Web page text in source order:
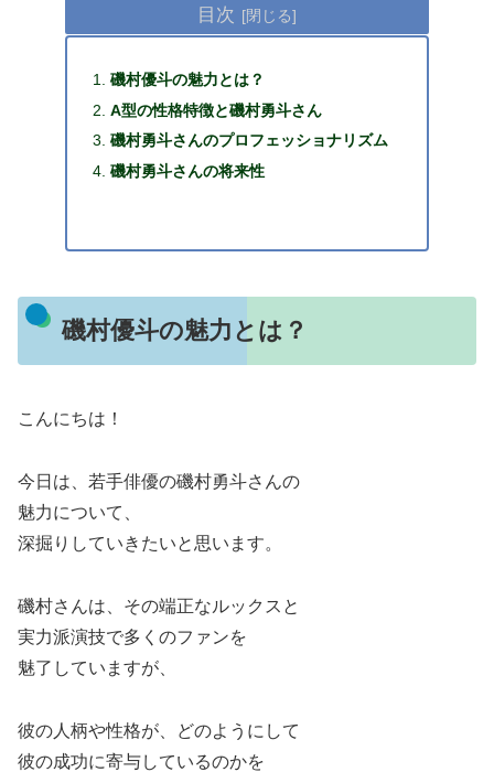
目次
磯村優斗の魅力とは？
A型の性格特徴と磯村勇斗さん
磯村勇斗さんのプロフェッショナリズム
磯村勇斗さんの将来性
磯村優斗の魅力とは？
こんにちは！
今日は、若手俳優の磯村勇斗さんの
魅力について、
深掘りしていきたいと思います。
磯村さんは、その端正なルックスと
実力派演技で多くのファンを
魅了していますが、
彼の人柄や性格が、どのようにして
彼の成功に寄与しているのかを